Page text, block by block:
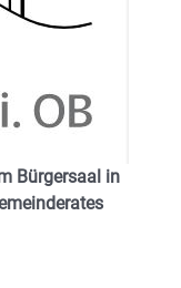
Bürgersaal in